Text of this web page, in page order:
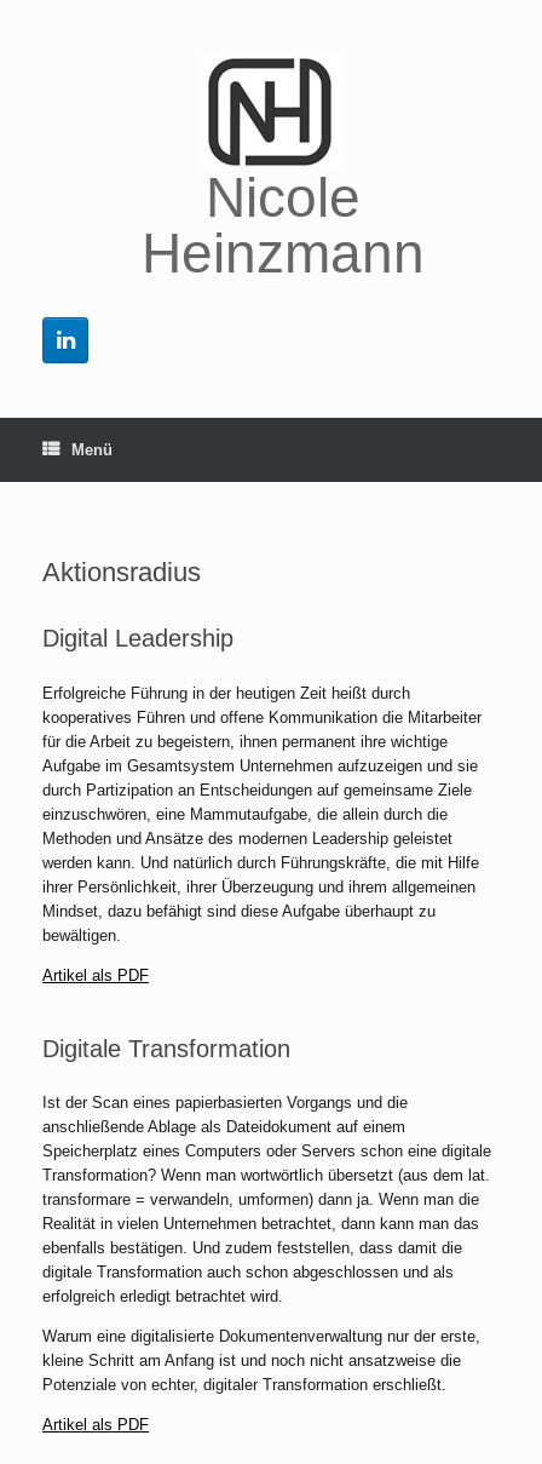
Nicole
Heinzmann
Menü
Aktionsradius
Digital Leadership
Erfolgreiche Führung in der heutigen Zeit heißt durch
kooperatives Führen und offene Kommunikation die Mitarbeiter
für die Arbeit zu begeistern, ihnen permanent ihre wichtige
Aufgabe im Gesamtsystem Unternehmen aufzuzeigen und sie
durch Partizipation an Entscheidungen auf gemeinsame Ziele
einzuschwören, eine Mammutaufgabe, die allein durch die
Methoden und Ansätze des modernen Leadership geleistet
werden kann. Und natürlich durch Führungskräfte, die mit Hilfe
ihrer Persönlichkeit, ihrer Überzeugung und ihrem allgemeinen
Mindset, dazu befähigt sind diese Aufgabe überhaupt zu
bewältigen.
Artikel als PDF
Digitale Transformation
Ist der Scan eines papierbasierten Vorgangs und die
anschließende Ablage als Dateidokument auf einem
Speicherplatz eines Computers oder Servers schon eine digitale
Transformation? Wenn man wortwörtlich übersetzt (aus dem lat.
transformare = verwandeln, umformen) dann ja. Wenn man die
Realität in vielen Unternehmen betrachtet, dann kann man das
ebenfalls bestätigen. Und zudem feststellen, dass damit die
digitale Transformation auch schon abgeschlossen und als
erfolgreich erledigt betrachtet wird.
Warum eine digitalisierte Dokumentenverwaltung nur der erste,
kleine Schritt am Anfang ist und noch nicht ansatzweise die
Potenziale von echter, digitaler Transformation erschließt.
Artikel als PDF